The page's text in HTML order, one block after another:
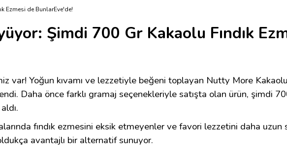
Şimdi 700 Gr Kakaolu Fındık
var! Yoğun kıvamı ve lezzetiyle beğeni toplayan Nutty More Kakaolu
Daha önce farklı gramaj seçenekleriyle satışta olan ürün, şimdi
fındık ezmesini eksik etmeyenler ve favori lezzetini daha
avantajlı bir alternatif sunuyor.